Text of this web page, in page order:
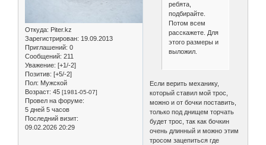
Откуда: Piter.kz
Зарегистрирован: 19.09.2013
Приглашений: 0
Сообщений: 211
Уважение: [+1/-2]
Позитив: [+5/-2]
Пол: Мужской
Возраст: 45 [1981-05-07]
Провел на форуме:
5 дней 5 часов
Последний визит:
09.02.2026 20:29
ребята,
подбирайте.
Потом всем
расскажете. Для
этого размеры и
выложил.
Если верить механику,
который ставил мой трос,
можно и от бочки поставить,
только под днищем торчать
будет трос, так как бочкин
очень длинный и можно этим
тросом зацепиться где